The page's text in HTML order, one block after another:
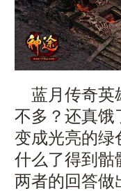
蓝月传奇英
不多？还真饿
变成光亮的绿
什么了得到骷
两者的回答做